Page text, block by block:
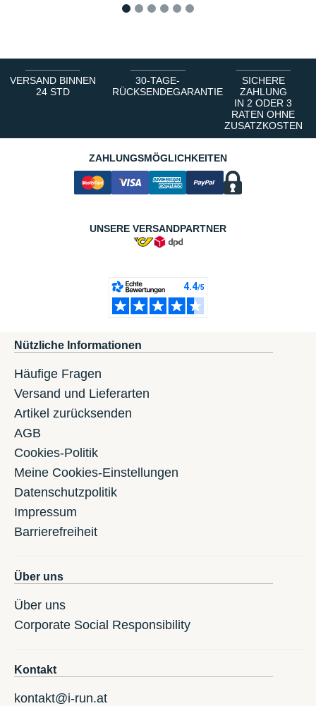
VERSAND BINNEN
24 STD
30-TAGE-
RÜCKSENDEGARANTIE
SICHERE
ZAHLUNG
IN 2 ODER 3
RATEN OHNE
ZUSATZKOSTEN
ZAHLUNGSMÖGLICHKEITEN
UNSERE VERSANDPARTNER
Nützliche Informationen
Häufige Fragen
Versand und Lieferarten
Artikel zurücksenden
AGB
Cookies-Politik
Meine Cookies-Einstellungen
Datenschutzpolitik
Impressum
Barrierefreiheit
Über uns
Über uns
Corporate Social Responsibility
Kontakt
kontakt@i-run.at